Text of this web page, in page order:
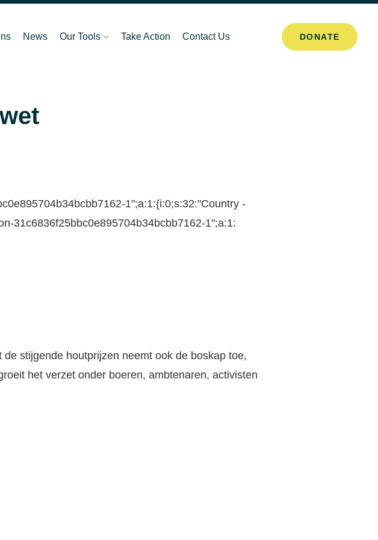
News Our Tools Take Action Contact Us DONATE
1";a:1:{i:0;s:32:"Country -
31c6836f25bbc0e895704b34bcbb7162-1";a:1:
stijgende houtprijzen neemt ook de boskap toe,
het verzet onder boeren, ambtenaren, activisten